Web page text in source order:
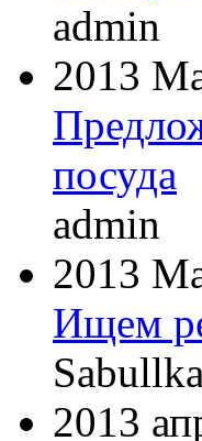
admin
2013
посуда
admin
2013
Ищем
Sabullka
2013